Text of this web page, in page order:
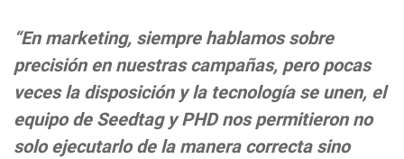
“En marketing, siempre hablamos sobre
precisión en nuestras campañas, pero pocas
veces la disposición y la tecnología se unen, el
equipo de Seedtag y PHD nos permitieron no
solo ejecutarlo de la manera correcta sino